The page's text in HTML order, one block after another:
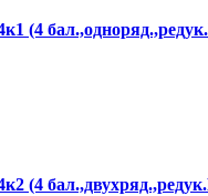
(4
(4